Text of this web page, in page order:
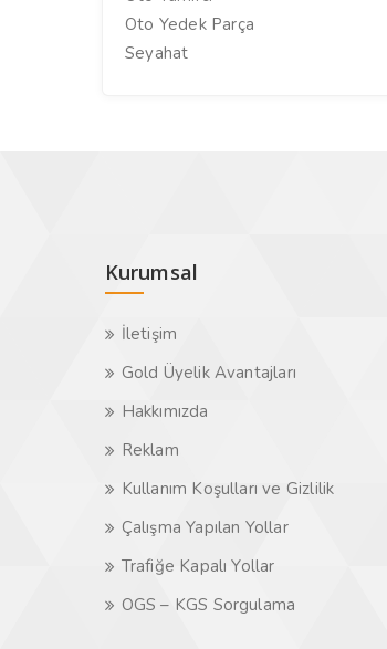
Oto Yedek Parça
Seyahat
Kurumsal
İletişim
Gold Üyelik Avantajları
Hakkımızda
Reklam
Kullanım Koşulları ve Gizlilik
Çalışma Yapılan Yollar
Trafiğe Kapalı Yollar
OGS – KGS Sorgulama